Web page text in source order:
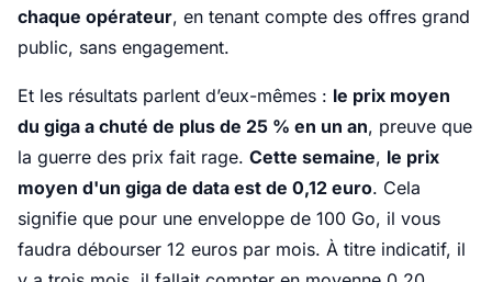
chaque opérateur, en tenant compte des offres grand
public, sans engagement.
Et les résultats parlent d’eux-mêmes : le prix moyen
du giga a chuté de plus de 25 % en un an, preuve que
la guerre des prix fait rage. Cette semaine, le prix
moyen d'un giga de data est de 0,12 euro. Cela
signifie que pour une enveloppe de 100 Go, il vous
faudra débourser 12 euros par mois. À titre indicatif, il